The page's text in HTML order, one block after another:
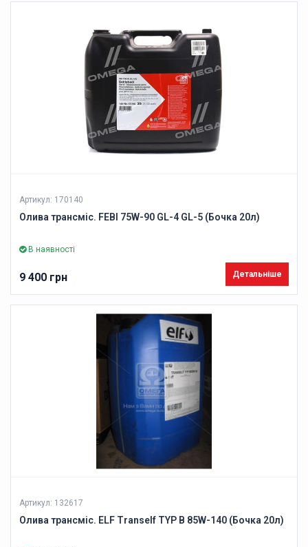
Артикул: 170140
Олива трансміс. FEBI 75W-90 GL-4 GL-5 (Бочка 20л)
В наявності
9 400 грн Детальніше
Артикул: 132617
Олива трансміс. ELF Tranself TYP B 85W-140 (Бочка 20л)